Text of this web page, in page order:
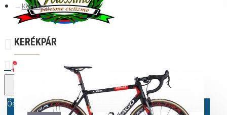
0
Összes
Kerékpár
KERÉKPÁR